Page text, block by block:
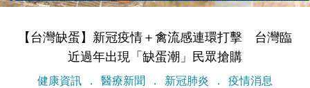
【台灣缺蛋】新冠疫情＋禽流感連環打擊 台灣臨
近過年出現「缺蛋潮」民眾搶購
健康資訊 醫療新聞 新冠肺炎 疫情消息